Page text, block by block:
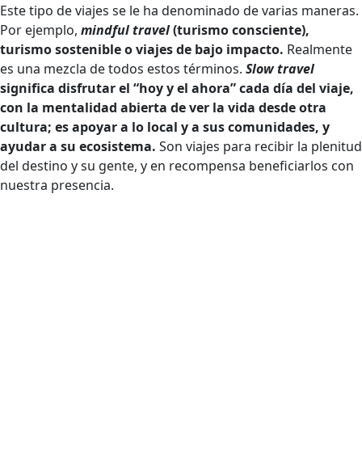
Este tipo de viajes se le ha denominado de varias maneras.
Por ejemplo, mindful travel(turismo consciente),
turismo sostenible o viajes de bajo impacto. Realmente
es una mezcla de todos estos términos. Slow travel
significa disfrutar el “hoy y el ahora” cada día del viaje,
con la mentalidad abierta de ver la vida desde otra
cultura; es apoyar a lo local y a sus comunidades, y
ayudar a su ecosistema. Son viajes para recibir la plenitud
del destino y su gente, y en recompensa beneficiarlos con
nuestra presencia.